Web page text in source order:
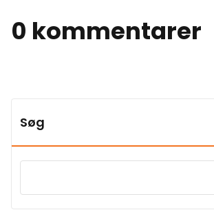
0 kommentarer
Søg